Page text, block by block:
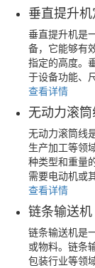
垂直提升
垂直提升机是
备，它能够有
指定的高度。
于设备功能、
查看详情
无动力滚
无动力滚筒线
生产加工等领
种类型和重量
需要电动机或
查看详情
链条输送机
链条输送机是
或物料。链条
包装行业等领